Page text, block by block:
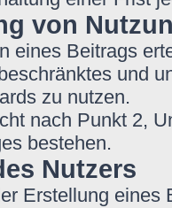
von
eines Beitrags
und
zu nutzen.
nach Punkt 2,
bestehen.
Nutzers
Erstellung eines